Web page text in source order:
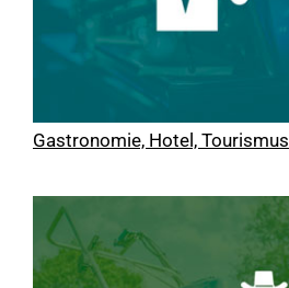
Gastronomie, Hotel, Tourismus